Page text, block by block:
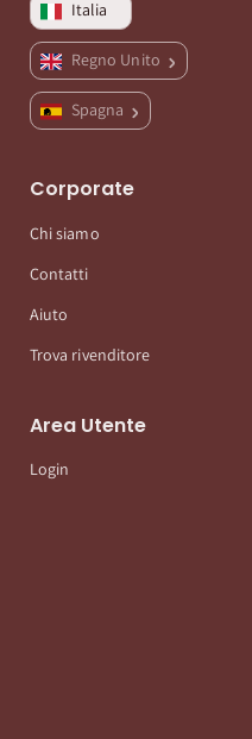
Italia
Regno Unito
Spagna
Corporate
Chi siamo
Contatti
Aiuto
Trova rivenditore
Area Utente
Login